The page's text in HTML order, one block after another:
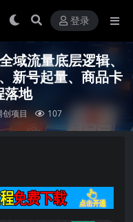
登录
域流量底层逻辑、
新号起量、商品卡
落地
创项目 107